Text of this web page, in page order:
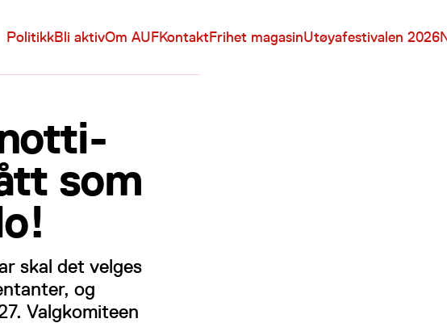
PolitikkBli aktivOm AUFKontaktFrihet magasinUtøyafestivalen 2026
som
skal det velges
og
Valgkomiteen